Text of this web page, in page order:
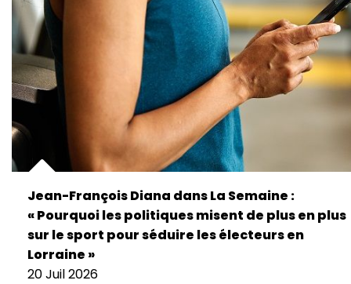
Jean-François Diana dans La Semaine :
« Pourquoi les politiques misent de plus en plus
sur le sport pour séduire les électeurs en
Lorraine »
20 Juil 2026